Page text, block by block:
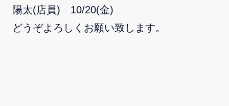
陽太(店員) 10/20(金)
どうぞよろしくお願い致します。